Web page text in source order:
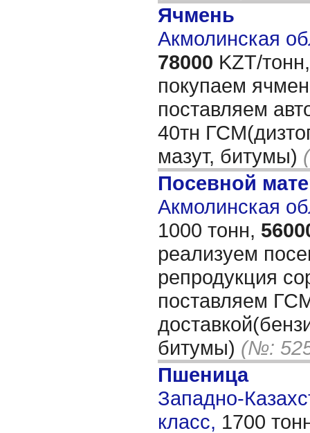
Ячмень
Акмолинская
78000 KZT/тонн,
покупаем
поставляем
40тн
мазут, битумы)
Посевной
Акмолинская
1000 тонн,
реализуем
репродукция
поставляем
битумы) (№:
Пшеница
Западно-
класс, 1700